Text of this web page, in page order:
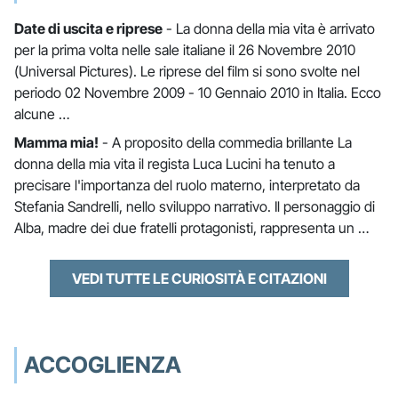
Date di uscita e riprese - La donna della mia vita è arrivato
per la prima volta nelle sale italiane il 26 Novembre 2010
(Universal Pictures). Le riprese del film si sono svolte nel
periodo 02 Novembre 2009 - 10 Gennaio 2010 in Italia. Ecco
alcune …
Mamma mia! - A proposito della commedia brillante La
donna della mia vita il regista Luca Lucini ha tenuto a
precisare l'importanza del ruolo materno, interpretato da
Stefania Sandrelli, nello sviluppo narrativo. Il personaggio di
Alba, madre dei due fratelli protagonisti, rappresenta un …
VEDI TUTTE LE CURIOSITÀ E CITAZIONI
ACCOGLIENZA